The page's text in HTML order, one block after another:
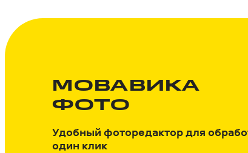
МОВАВИКА
ФОТО
Удобный фоторедактор для
один клик